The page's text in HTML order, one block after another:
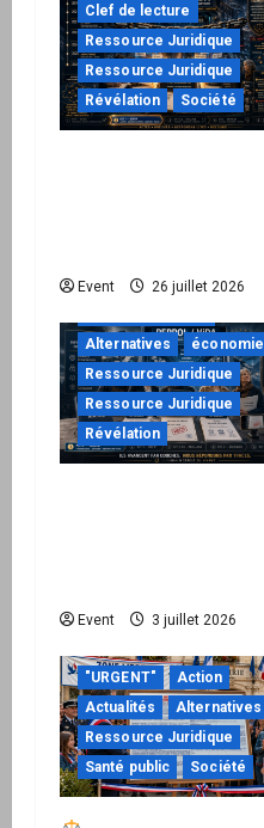
Clef de lecture
Ressource Juridique
Ressource Juridique
Révélation
Société
Event 26 juillet 2026
"URGENT"
Alternatives
économie
Ressource Juridique
Ressource Juridique
Révélation
Event 3 juillet 2026
"URGENT"
Action
Actualités
Alternatives
Ressource Juridique
Santé public
Société